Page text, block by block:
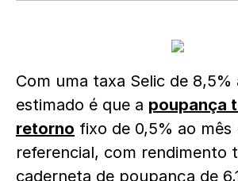
Com uma taxa Selic de 8,5%
estimado é que a poupança
retorno fixo de 0,5% ao mês
referencial, com rendimento
caderneta de poupança de